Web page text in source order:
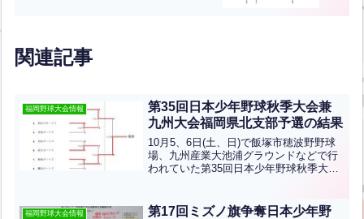
関連記事
福岡野球大会情報
第35回日本少年野球秋季大会兼
九州大会福岡県北支部予選の結果
10月5、6日(土、日)で飯塚市穂波野野球
場、九州産業大池浦グラウンドなどで行
われていた第35回日本少年野球秋季大会
イズですおめでとうございます！
福岡野球大会情報
第17回ミズノ旗争奪日本少年野